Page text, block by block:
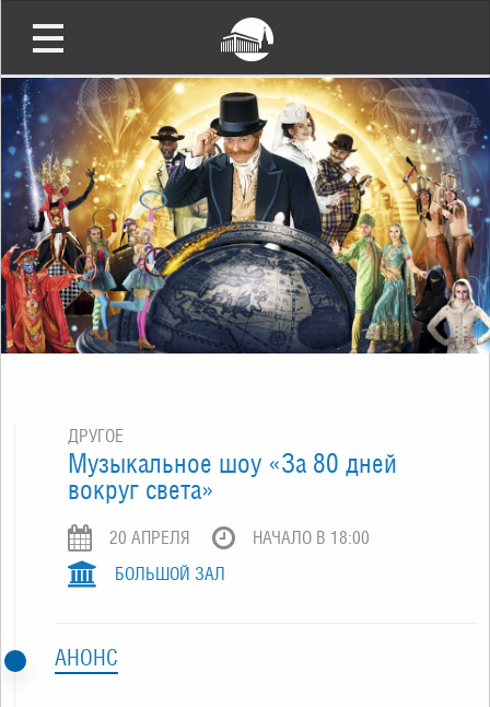
ДРУГОЕ
Музыкальное шоу «За 80 дней
вокруг света»
20 АПРЕЛЯ
НАЧАЛО В 18:00
БОЛЬШОЙ ЗАЛ
АНОНС